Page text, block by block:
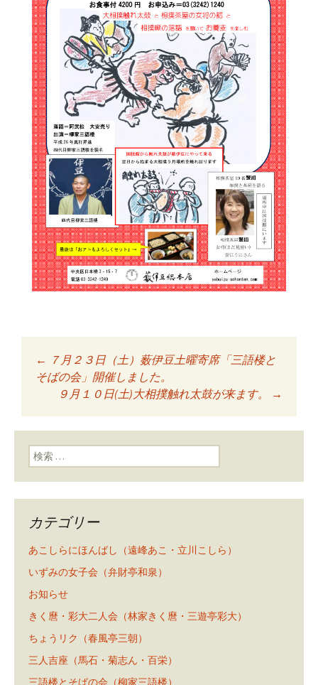
投稿ナビゲーショ
ン
← ７月２３日（土）薮伊豆土曜寄席「三語楼と
そばの会」開催しました。
９月１０日(土)大相撲触れ太鼓が来ます。
→
検索:
カテゴリー
あこしらにほんばし（遠峰あこ・立川こしら）
いずみの女子会（弁財亭和泉）
お知らせ
きく麿・彩大二人会（林家きく麿・三遊亭彩大）
ちょうリク（春風亭三朝）
三人吉座（馬石・菊志ん・百栄）
三語楼とそばの会（柳家三語楼）